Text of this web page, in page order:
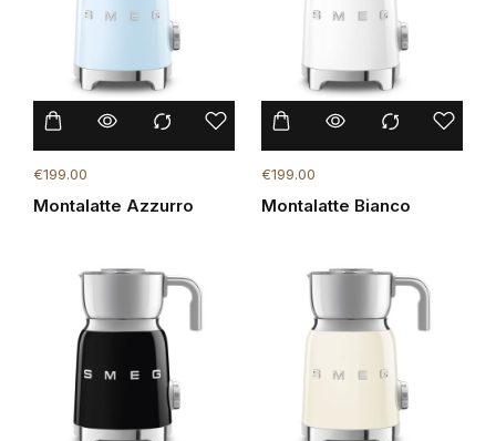
€199.00
Montalatte Azzurro
€199.00
Montalatte Bianco